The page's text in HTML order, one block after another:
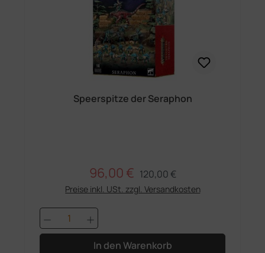
Speerspitze der Seraphon
Verkaufspreis:
96,00 € Regulärer Preis:
120,00 €
Preise inkl. USt. zzgl. Versandkosten
Produkt Anzahl: Gib den
In den Warenkorb